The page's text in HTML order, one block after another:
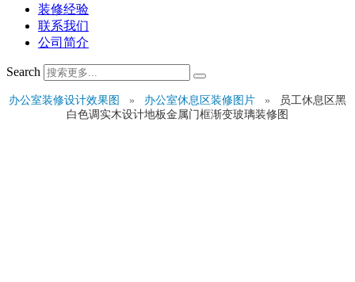
装修经验
联系我们
公司简介
Search
办公室装修设计效果图 » 办公室休息区装修图片 »
员工休息区黑
白色调实木设计地板金属门框渐变玻璃装修图